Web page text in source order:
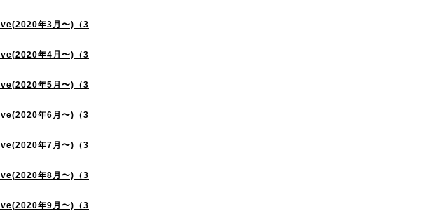
年3月〜)（3
年4月〜)（3
年5月〜)（3
年6月〜)（3
年7月〜)（3
年8月〜)（3
年9月〜)（3